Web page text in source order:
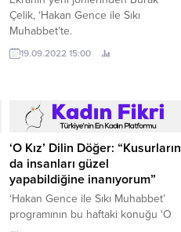
Çelik, ‘Hakan Gence ile Sıkı
Muhabbet’te.
19.09.2022 15:00
‘O Kız’ Dilin Döğer: “Kusurların
da insanları güzel
yapabildiğine inanıyorum”
‘Hakan Gence ile Sıkı Muhabbet’
programının bu haftaki konuğu ‘O